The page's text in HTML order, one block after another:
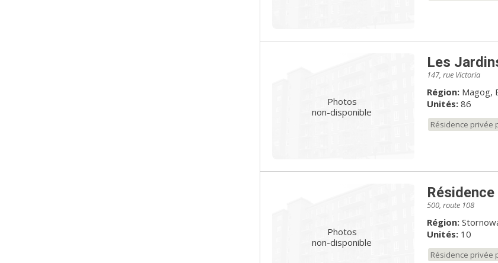
Photos
non-disponible
Les
147, rue Victoria
Région: Magog,
Unités:86
Résidence privée
Photos
non-disponible
500, route 108
Région:
Unités:10
Résidence privée